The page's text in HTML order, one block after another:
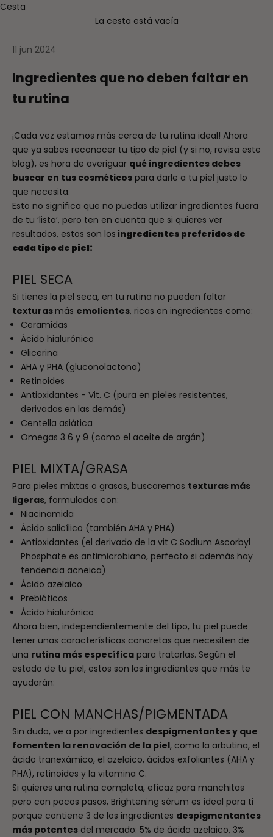
Cesta
La cesta está vacía
11 jun 2024
Ingredientes que no deben faltar en
tu rutina
¡Cada vez estamos más cerca de tu rutina ideal! Ahora
que ya sabes reconocer tu tipo de piel (y si no, revisa este
blog), es hora de averiguar qué ingredientes debes
buscar en tus cosméticos para darle a tu piel justo lo
que necesita.
Esto no significa que no puedas utilizar ingredientes fuera
de tu ‘lista’, pero ten en cuenta que si quieres ver
resultados, estos son los ingredientes preferidos de
cada tipo de piel:
PIEL SECA
Si tienes la piel seca, en tu rutina no pueden faltar
texturasmás emolientes, ricas en ingredientes como:
Ceramidas
Ácido hialurónico
Glicerina
AHA y PHA (gluconolactona)
Retinoides
Antioxidantes - Vit. C (pura en pieles resistentes,
derivadas en las demás)
Centella asiática
Omegas 3 6 y 9 (como el aceite de argán)
PIEL MIXTA/GRASA
Para pieles mixtas o grasas, buscaremos texturas más
ligeras, formuladas con:
Niacinamida
Ácido salicílico (también AHA y PHA)
Antioxidantes (el derivado de la vit C Sodium Ascorbyl
Phosphate es antimicrobiano, perfecto si además hay
tendencia acneica)
Ácido azelaico
Prebióticos
Ácido hialurónico
Ahora bien, independientemente del tipo, tu piel puede
tener unas características concretas que necesiten de
una rutina más específica para tratarlas. Según el
estado de tu piel, estos son los ingredientes que más te
ayudarán:
PIEL CON MANCHAS/PIGMENTADA
Sin duda, ve a por ingredientes despigmentantes y que
fomenten la renovación de la piel, como la arbutina, el
ácido tranexámico, el azelaico, ácidos exfoliantes (AHA y
PHA), retinoides y la vitamina C.
Si quieres una rutina completa, eficaz para manchitas
pero con pocos pasos, Brightening sérum es ideal para ti
porque contiene 3 de los ingredientes despigmentantes
más potentes del mercado: 5% de ácido azelaico, 3%